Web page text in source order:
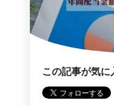
この記事が気に